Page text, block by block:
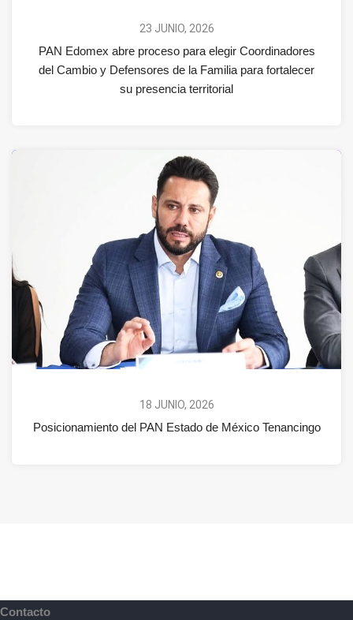
23 JUNIO, 2026
PAN Edomex abre proceso para elegir Coordinadores
del Cambio y Defensores de la Familia para fortalecer
su presencia territorial
18 JUNIO, 2026
Posicionamiento del PAN Estado de México Tenancingo
Contacto